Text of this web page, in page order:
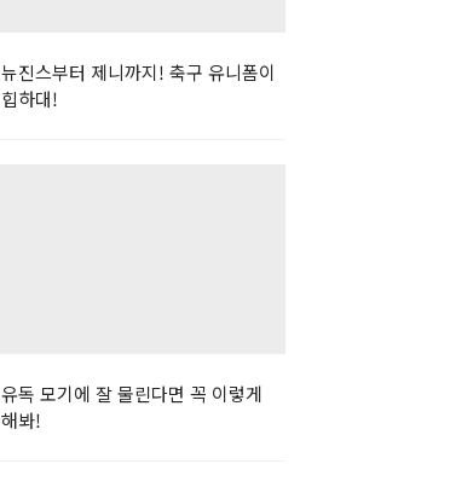
뉴진스부터 제니까지! 축구 유니폼이
힙하대!
유독 모기에 잘 물린다면 꼭 이렇게
해봐!